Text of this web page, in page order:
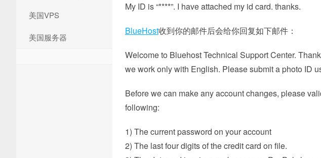
美国VPS
美国服务器
My ID is “****”. I have attached my id card. thanks.
BlueHost收到你的邮件后会给你回复如下邮件：
Welcome to Bluehost Technical Support Center.
we work only with English. Please submit a photo ID
Before we can make any account changes, please
following:
1) The current password on your account
2) The last four digits of the credit card on file.